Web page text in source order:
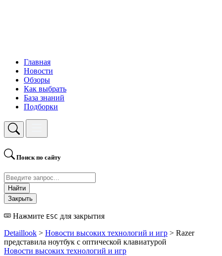
Главная
Новости
Обзоры
Как выбрать
База знаний
Подборки
Поиск по сайту
Найти
Закрыть
Нажмите ESC для закрытия
Detaillook > Новости высоких технологий и игр > Razer
представила ноутбук с оптической клавиатурой
Новости высоких технологий и игр